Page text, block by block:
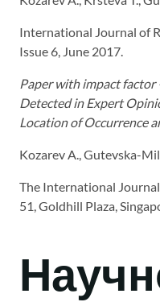
International Journal of
Issue 6, June 2017.
Paper with impact factor
Detected in Expert
Location of Occurrence
Kozarev A., Gutevska-
The International Journal
51, Goldhill Plaza,